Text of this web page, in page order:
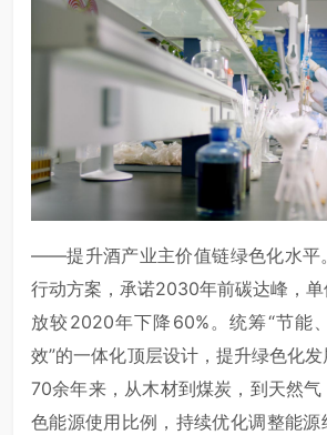
——提升酒产业主价值链绿色化水平
行动方案，承诺2030年前碳达峰，
放较2020年下降60%。统筹“节能
效”的一体化顶层设计，提升绿色化发
70余年来，从木材到煤炭，到天然
色能源使用比例，持续优化调整能